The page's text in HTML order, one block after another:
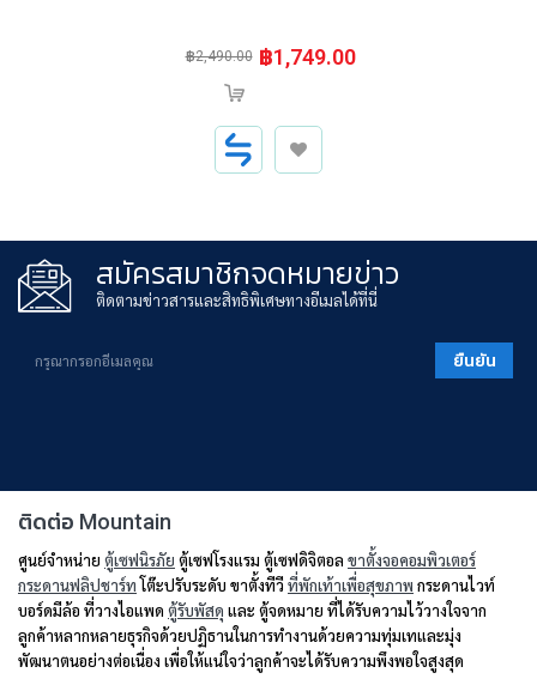
฿1,749.00
฿2,490.00
สมัครสมาชิกจดหมายข่าว
ติดตามข่าวสารและสิทธิพิเศษทางอีเมลได้ที่นี่
ยืนยัน
ติดต่อ Mountain
ศูนย์จำหน่าย ตู้เซฟนิรภัย ตู้เซฟโรงแรม ตู้เซฟดิจิตอล ขาตั้งจอคอมพิวเตอร์
กระดานฟลิปชาร์ทโต๊ะปรับระดับ ขาตั้งทีวี ที่พักเท้าเพื่อสุขภาพ กระดานไวท์
บอร์ดมีล้อ ที่วางไอแพด ตู้รับพัสดุ และ ตู้จดหมาย ที่ได้รับความไว้วางใจจาก
ลูกค้าหลากหลายธุรกิจด้วยปฏิธานในการทำงานด้วยความทุ่มเทและมุ่ง
พัฒนาตนอย่างต่อเนื่อง เพื่อให้แน่ใจว่าลูกค้าจะได้รับความพึงพอใจสูงสุด